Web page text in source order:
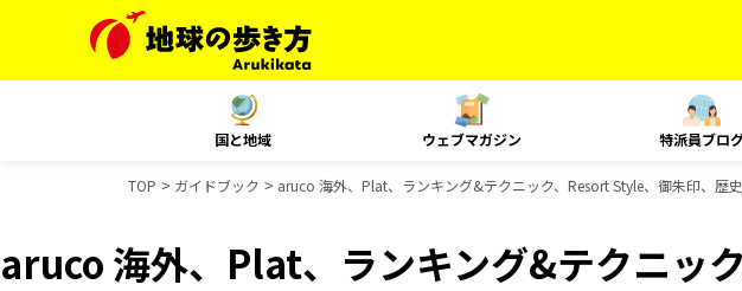
国と地域 ウェブマガジン 特派員ブロ
TOP ガイドブック aruco 海外、Plat、ランキング&テクニック、Resort Style、御朱印、歴
aruco 海外、Plat、ランキング&テクニッ